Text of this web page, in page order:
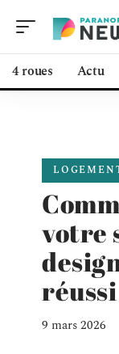
4 roues Actu
votre
réussi
9 mars 2026